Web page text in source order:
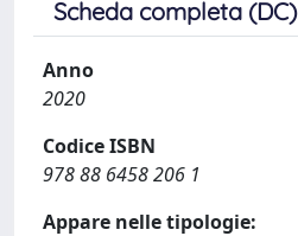
Scheda completa (DC)
Anno
2020
Codice ISBN
978 88 6458 206 1
Appare nelle tipologie: